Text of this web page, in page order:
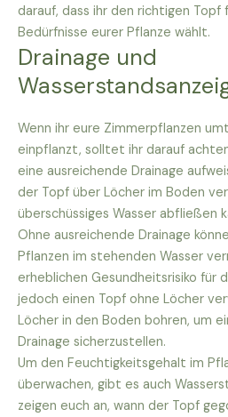
darauf, dass ihr den richtigen Topf
Bedürfnisse eurer Pflanze wählt.
Drainage und
Wenn ihr eure Zimmerpflanzen
einpflanzt, solltet ihr darauf
eine ausreichende Drainage
der Topf über Löcher im Boden
überschüssiges Wasser abfließen
Ohne ausreichende Drainage
Pflanzen im stehenden Wasser
erheblichen Gesundheitsrisiko für
jedoch einen Topf ohne Löcher
Löcher in den Boden bohren, um
Drainage sicherzustellen.
Um den Feuchtigkeitsgehalt im
überwachen, gibt es auch
zeigen euch an, wann der Topf